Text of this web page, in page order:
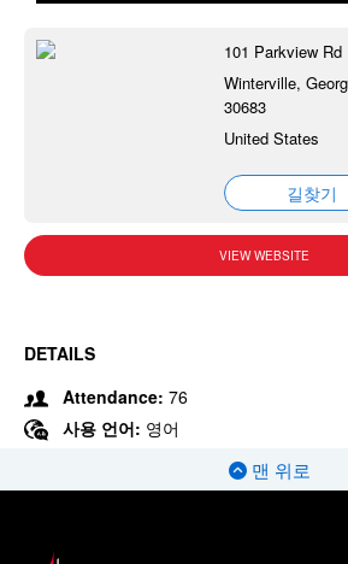
101 Parkview Rd
Winterville,
30683
United States
길찾기
VIEW WEBSITE
DETAILS
Attendance: 76
사용 언어: 영어
맨 위로